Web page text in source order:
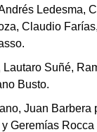
Ledesma,
Claudio
Suñé,
Busto.
Juan Barbera
Geremías